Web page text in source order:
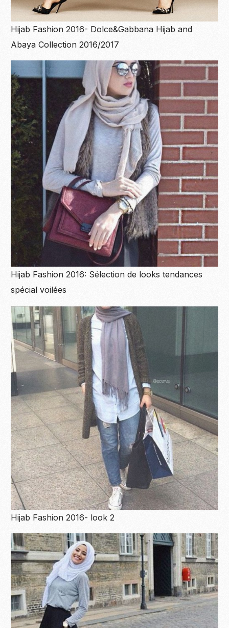
Hijab Fashion 2016- Dolce&Gabbana Hijab and
Abaya Collection 2016/2017
Hijab Fashion 2016: Sélection de looks tendances
spécial voilées
Hijab Fashion 2016- look 2